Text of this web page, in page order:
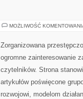
MOŻLIWOŚĆ
Zorganizowana
ogromne zainteresowanie
czytelników. Strona
artykułów poświęcone
rozwojowi, modelom